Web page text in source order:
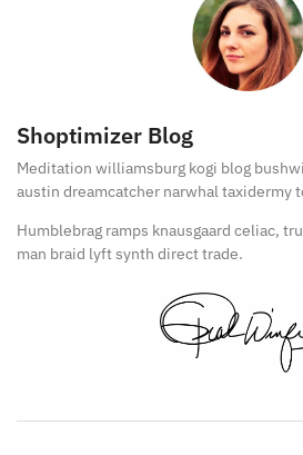
Shoptimizer Blog
Meditation williamsburg kogi blog
austin dreamcatcher narwhal taxidermy
Humblebrag ramps knausgaard celiac,
man braid lyft synth direct trade.